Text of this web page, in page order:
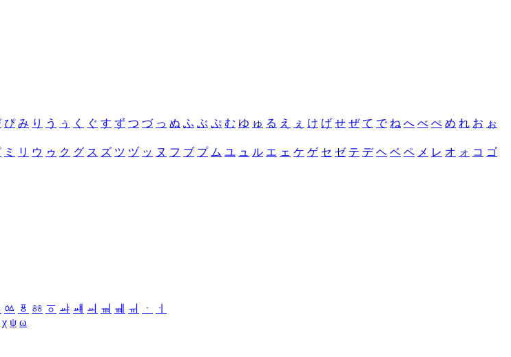
ぴ み り う ぅ く ぐ す ず つ づ っ ぬ ふ ぶ ぷ む ゆ ゅ る え ぇ け げ せ ぜ て で ね へ べ ぺ め れ お ぉ
ミ リ ウ ゥ ク グ ス ズ ツ ヅ ッ ヌ フ ブ プ ム ユ ュ ル エ ェ ケ ゲ セ ゼ テ デ ヘ ベ ペ メ レ オ ォ コ ゴ
ㆃ ㆄ ㆅ ㆆ ㆇ ㆈ ㆉ ㆊ ㆋ ㆌ ㆍ
ㆎ
χ ψ ω